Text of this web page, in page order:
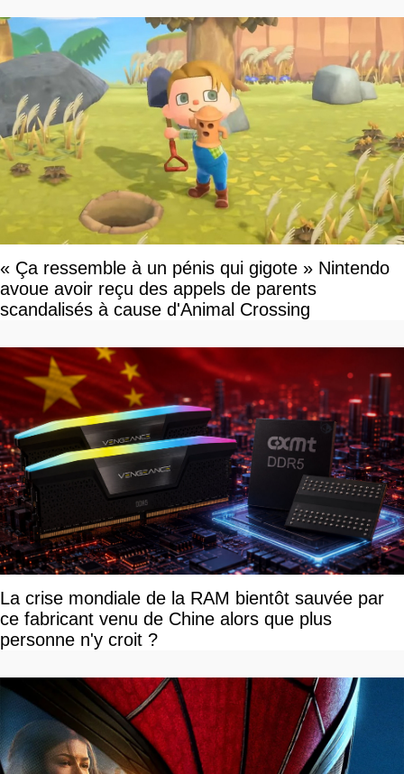
« Ça ressemble à un pénis qui gigote » Nintendo
avoue avoir reçu des appels de parents
scandalisés à cause d'Animal Crossing
La crise mondiale de la RAM bientôt sauvée par
ce fabricant venu de Chine alors que plus
personne n'y croit ?